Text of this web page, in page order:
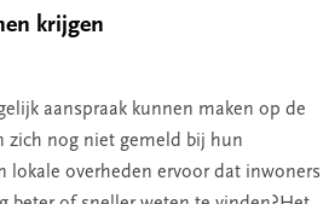
krijgen
aanspraak kunnen maken op de
zich nog niet gemeld bij hun
lokale overheden ervoor dat inwoners